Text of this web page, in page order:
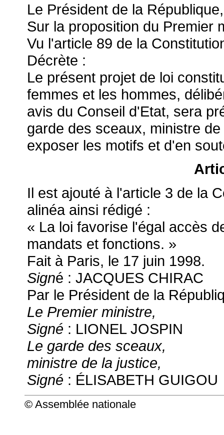
Le Président de la République,
Sur la proposition du Premier
Vu l'article 89 de la
Décrète :
Le présent projet de loi
femmes et les hommes,
avis du Conseil d'Etat, sera
garde des sceaux, ministre
exposer les motifs et d'en
Il est ajouté à l'article 3 de la
alinéa ainsi rédigé :
« La loi favorise l'égal accès
mandats et fonctions. »
Fait à Paris, le 17 juin 1998.
Signé : JACQUES CHIRAC
Par le Président de la
Le Premier ministre,
Signé : LIONEL JOSPIN
Le garde des sceaux,
ministre de la justice,
Signé : ÉLISABETH GUIGOU
© Assemblée nationale